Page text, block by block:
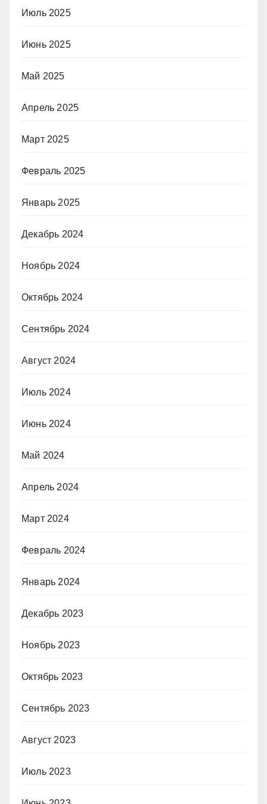
Июль 2025
Июнь 2025
Май 2025
Апрель 2025
Март 2025
Февраль 2025
Январь 2025
Декабрь 2024
Ноябрь 2024
Октябрь 2024
Сентябрь 2024
Август 2024
Июль 2024
Июнь 2024
Май 2024
Апрель 2024
Март 2024
Февраль 2024
Январь 2024
Декабрь 2023
Ноябрь 2023
Октябрь 2023
Сентябрь 2023
Август 2023
Июль 2023